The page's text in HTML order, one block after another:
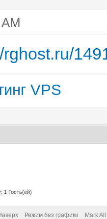
rghost.ru/
VPS
1 Гость(ей)
Режим без графики Mark